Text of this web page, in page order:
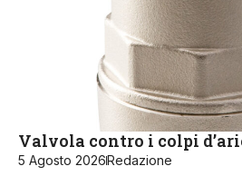
Valvola contro i colpi
5 Agosto 2026Redazione